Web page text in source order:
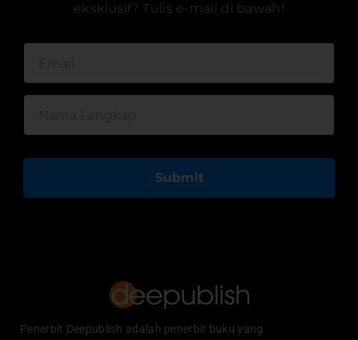
eksklusif? Tulis e-mail di bawah!
Submit
Penerbit Deepublish adalah penerbit buku yang